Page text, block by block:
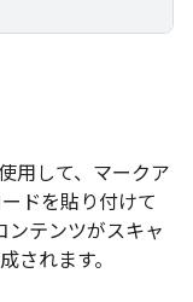
用して、マークア
ドを貼り付けて
ンテンツがスキャ
されます。